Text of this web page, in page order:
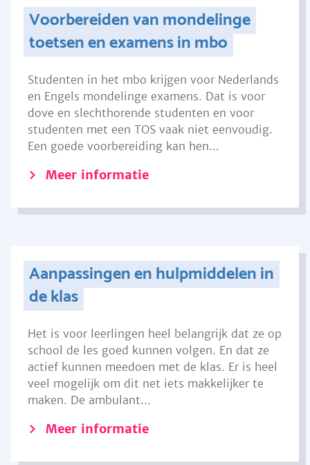
Voorbereiden van mondelinge
toetsen en examens in mbo
Studenten in het mbo krijgen voor Nederlands
en Engels mondelinge examens. Dat is voor
dove en slechthorende studenten en voor
studenten met een TOS vaak niet eenvoudig.
Een goede voorbereiding kan hen...
Meer informatie
Aanpassingen en hulpmiddelen in
de klas
Het is voor leerlingen heel belangrijk dat ze op
school de les goed kunnen volgen. En dat ze
actief kunnen meedoen met de klas. Er is heel
veel mogelijk om dit net iets makkelijker te
maken. De ambulant...
Meer informatie